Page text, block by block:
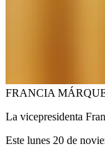
FRANCIA
La vicepresidenta
Este lunes 20 de